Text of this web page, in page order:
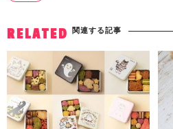
RELATED 関連する記事